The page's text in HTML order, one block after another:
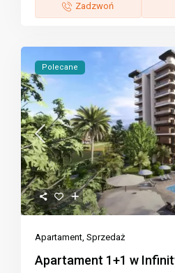
Zadzwoń
Polecane
Apartament,Sprzedaż
Apartament 1+1 w